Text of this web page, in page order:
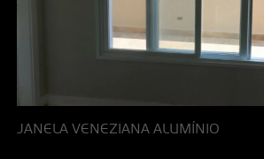
JANELA VENEZIANA ALUMÍNIO